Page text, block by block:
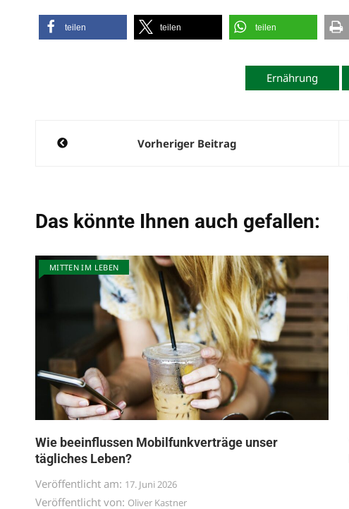
teilen teilen teilen
Ernährung
Beitragsnavigation
Vorheriger Beitrag
Das könnte Ihnen auch gefallen:
MITTEN IM LEBEN
Wie beeinflussen Mobilfunkverträge unser
tägliches Leben?
Veröffentlicht am: 17. Juni 2026
Veröffentlicht von: Oliver Kastner